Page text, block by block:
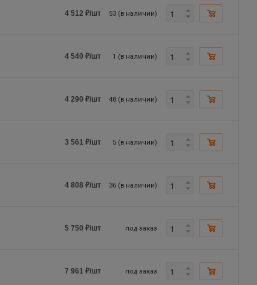
4 512 ₽/шт 53 (в наличии)
4 540 ₽/шт 1 (в наличии)
4 290 ₽/шт 48 (в наличии)
3 561 ₽/шт 5 (в наличии)
4 808 ₽/шт 36 (в наличии)
5 750 ₽/шт под заказ
7 961 ₽/шт под заказ